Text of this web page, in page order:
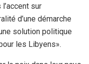
sur
d’une démarche
solution politique
les Libyens».